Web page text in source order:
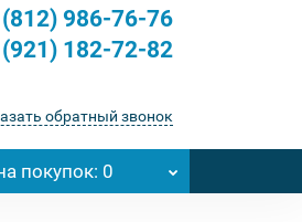
986-76-76
182-72-82
обратный звонок
покупок: 0